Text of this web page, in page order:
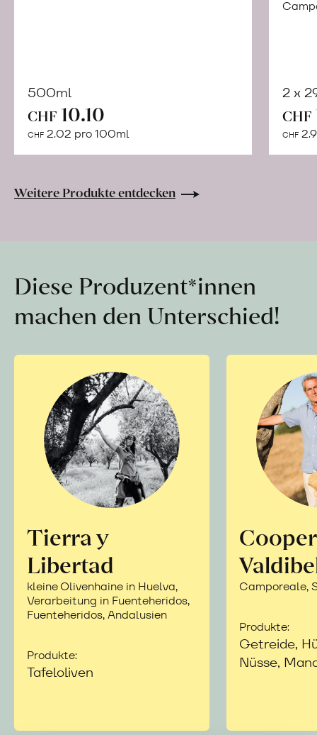
500ml
CHF 10.10
CHF 2.02 pro 100ml
Warenkorb
2 x
CHF
CHF
Weitere Produkte entdecken
Diese Produzent*innen
machen den Unterschied!
Tierra y
Libertad
kleine Olivenhaine in Huelva,
Verarbeitung in Fuenteheridos,
Fuenteheridos, Andalusien
Produkte:
Tafeloliven
Camporeale,
Produkte:
Getreide,
Nüsse,